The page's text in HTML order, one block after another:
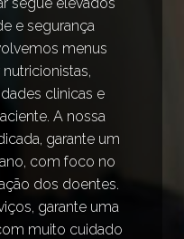
e segurança
menus
clinicas e
A nossa
garante um
com foco no
dos doentes.
garante uma
muito cuidado